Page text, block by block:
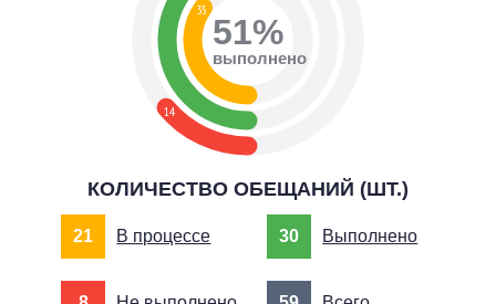
14
35
51%
выполнено
КОЛИЧЕСТВО ОБЕЩАНИЙ (ШТ.)
21 В процессе 30 Выполнено